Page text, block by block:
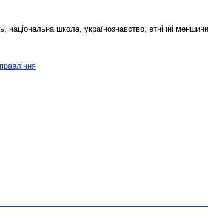
національна школа, українознавство, етнічні меншини,